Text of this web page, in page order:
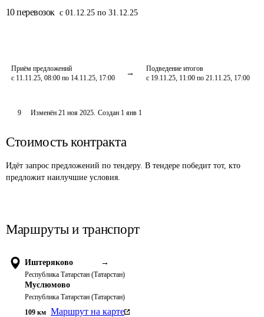
10 перевозок с 01.12.25 по 31.12.25
Приём предложений
с 11.11.25, 08:00 по 14.11.25, 17:00
Подведение итогов
с 19.11.25, 11:00 по 21.11.25, 17:00
9 Изменён 21 ноя 2025. Создан 1 янв 1
Стоимость контракта
Идёт запрос предложений по тендеру. В тендере победит тот, кто
предложит наилучшие условия.
Маршруты и транспорт
Иштеряково →
Республика Татарстан (Татарстан)
Муслюмово
Республика Татарстан (Татарстан)
109 км Маршрут на карте